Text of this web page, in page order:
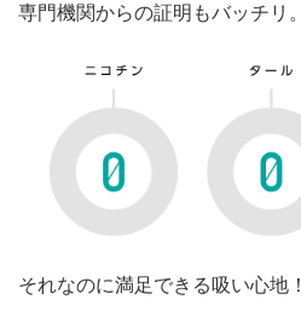
専門機関からの証明もバッチリ。
それなのに満足できる吸い心地！